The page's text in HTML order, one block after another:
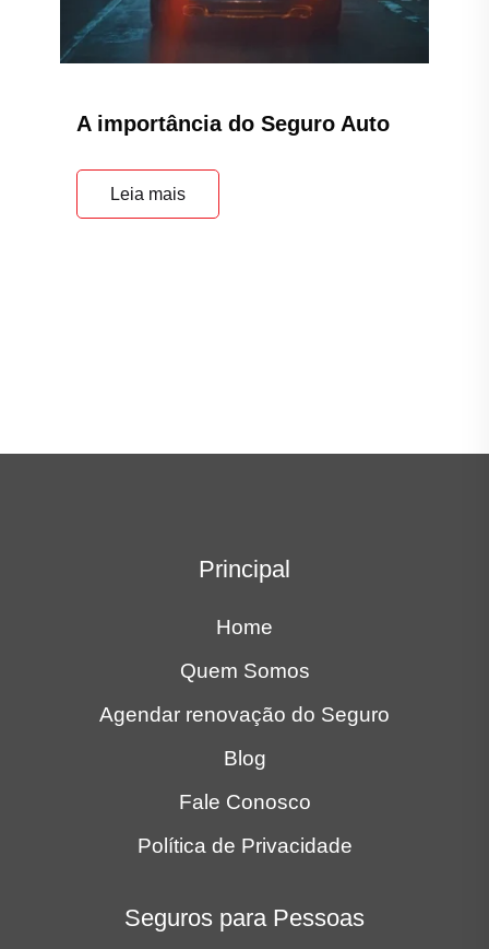
A importância do Seguro Auto
Leia mais
Principal
Home
Quem Somos
Agendar renovação do Seguro
Blog
Fale Conosco
Política de Privacidade
Seguros para Pessoas